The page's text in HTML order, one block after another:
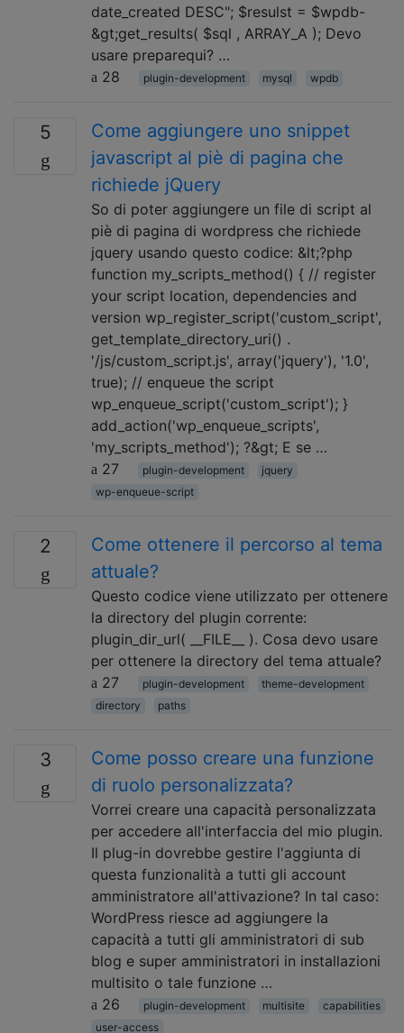
date_created DESC"; $resulst = $wpdb-
&gt;get_results( $sql , ARRAY_A ); Devo
usare preparequi? …
28
plugin-development mysql wpdb
5
Come aggiungere uno snippet
javascript al piè di pagina che
richiede jQuery
So di poter aggiungere un file di script al
piè di pagina di wordpress che richiede
jquery usando questo codice: &lt;?php
function my_scripts_method() { // register
your script location, dependencies and
version wp_register_script('custom_script',
get_template_directory_uri() .
'/js/custom_script.js', array('jquery'), '1.0',
true); // enqueue the script
wp_enqueue_script('custom_script'); }
add_action('wp_enqueue_scripts',
'my_scripts_method'); ?&gt; E se …
27
plugin-development
jquery
wp-enqueue-script
2
Come ottenere il percorso al tema
attuale?
Questo codice viene utilizzato per ottenere
la directory del plugin corrente:
plugin_dir_url( __FILE__ ). Cosa devo usare
per ottenere la directory del tema attuale?
27
plugin-development
theme-development
directory
paths
3
Come posso creare una funzione
di ruolo personalizzata?
Vorrei creare una capacità personalizzata
per accedere all'interfaccia del mio plugin.
Il plug-in dovrebbe gestire l'aggiunta di
questa funzionalità a tutti gli account
amministratore all'attivazione? In tal caso:
WordPress riesce ad aggiungere la
capacità a tutti gli amministratori di sub
blog e super amministratori in installazioni
multisito o tale funzione …
26
plugin-development multisite
capabilities
user-access